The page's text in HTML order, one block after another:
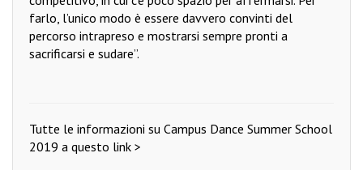
farlo, l’unico modo è essere davvero convinti del
percorso intrapreso e mostrarsi sempre pronti a
sacrificarsi e sudare”.
Tutte le informazioni su Campus Dance Summer School
2019 a questo link >